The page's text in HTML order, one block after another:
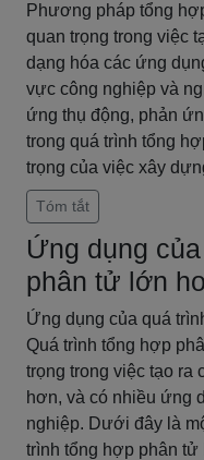
Phương pháp tổng
quan trọng trong việc
dạng hóa các ứng
vực công nghiệp và
ứng thụ động, phản
trong quá trình tổng
trọng của việc xây
Tóm tắt
Ứng dụng
phân tử lớn
Ứng dụng của quá
Quá trình tổng hợp
trọng trong việc tạo
hơn, và có nhiều ứng
nghiệp. Dưới đây là
trình tổng hợp phân